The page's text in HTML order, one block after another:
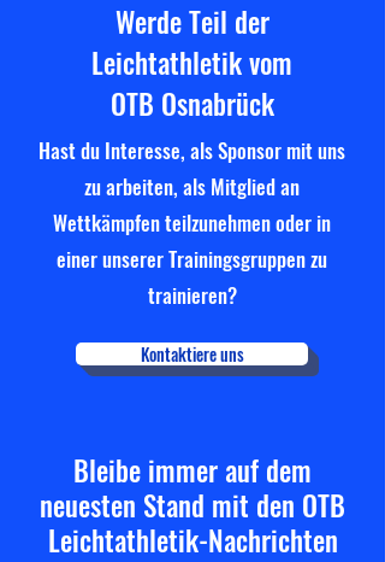
Werde Teil der
Leichtathletik vom
OTB Osnabrück
Hast du Interesse, als Sponsor mit uns
zu arbeiten, als Mitglied an
Wettkämpfen teilzunehmen oder in
einer unserer Trainingsgruppen zu
trainieren?
Kontaktiere uns
Bleibe immer auf dem
neuesten Stand mit den OTB
Leichtathletik-Nachrichten